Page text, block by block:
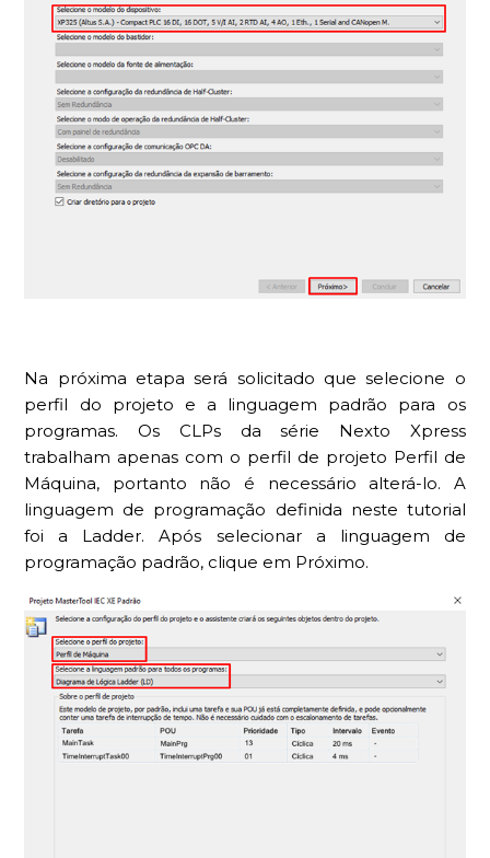
Na próxima etapa será solicitado que selecione o
perfil do projeto e a linguagem padrão para os
programas. Os CLPs da série Nexto Xpress
trabalham apenas com o perfil de projeto Perfil de
Máquina, portanto não é necessário alterá-lo. A
linguagem de programação definida neste tutorial
foi a Ladder. Após selecionar a linguagem de
programação padrão, clique em Próximo.